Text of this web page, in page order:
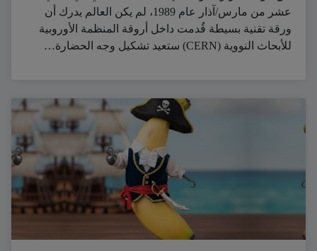
عشر من مارس/آذار عام 1989، لم يكن العالم يدرك أن
ورقة تقنية بسيطة قُدمت داخل أروقة المنظمة الأوروبية
للأبحاث النووية (CERN) ستعيد تشكيل وجه الحضارة…